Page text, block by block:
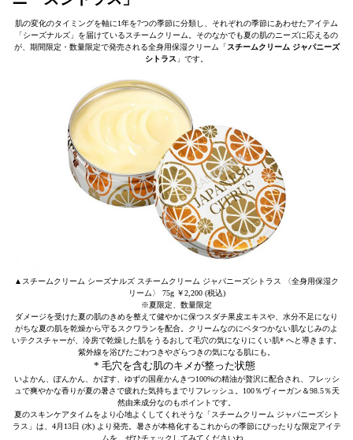
肌の変化のタイミングを軸に1年を7つの季節に分類し、それぞれの季節にあわせたアイテム
「シーズナルズ」を届けているスチームクリーム。そのなかでも夏の肌のニーズに応えるの
が、期間限定・数量限定で発売される全身用保湿クリーム「スチームクリーム ジャパニーズ
シトラス 」です。
▲スチームクリーム シーズナルズ スチームクリーム ジャパニーズシトラス 〈全身用保湿ク
リーム〉 75g ￥2,200 (税込)
※夏限定、数量限定
ダメージを受けた夏の肌のきめを整えて健やかに保つスダチ果皮エキスや、水分不足になり
がちな夏の肌を乾燥から守るスクワランを配合。クリームなのにベタつかない肌なじみのよ
いテクスチャーが、冷房で乾燥した肌をうるおして毛穴の気になりにくい肌* へと導きます。
紫外線を浴びたごわつきやざらつきの気になる肌にも。
* 毛穴を含む肌のキメが整った状態
いよかん、ぽんかん、かぼす、ゆずの国産かんきつ100%の精油が贅沢に配合され、フレッシ
ュで爽やかな香りが夏の暑さで疲れた気持ちまでリフレッシュ。100％ヴィーガン＆98.5％天
然由来成分なのもポイントです。
夏のスキンケアタイムをより心地よくしてくれそうな「スチームクリーム ジャパニーズシト
ラス」は、4月13日 (水) より発売。暑さが本格化するこれからの季節にぴったりな限定アイテ
ムを、ぜひチェックしてみてくださいね。